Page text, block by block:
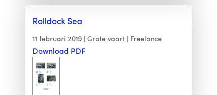
Rolldock Sea
11 februari 2019 Grote vaart Freelance
Download PDF